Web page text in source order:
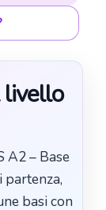
livello
A2 – Base
basi con